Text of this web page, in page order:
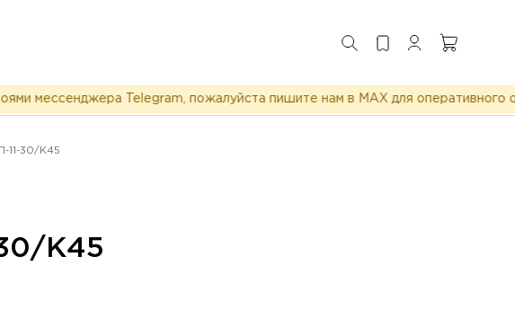
Telegram, пожалуйста пишите нам в MAX для оперативного
11-30/K45
K45